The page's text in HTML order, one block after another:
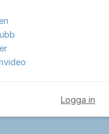
Logga in